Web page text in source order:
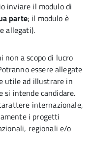
inviare il modulo di
parte; il modulo è
allegati).
non a scopo di lucro
essere allegate
utile ad illustrare in
si intende candidare.
internazionale,
i progetti
regionali e/o